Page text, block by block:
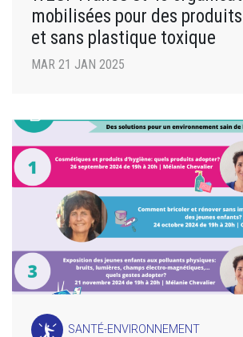
mobilisées pour des
et sans plastique toxique
MAR 21 JAN 2025
SANTÉ-ENVIRONNEMENT